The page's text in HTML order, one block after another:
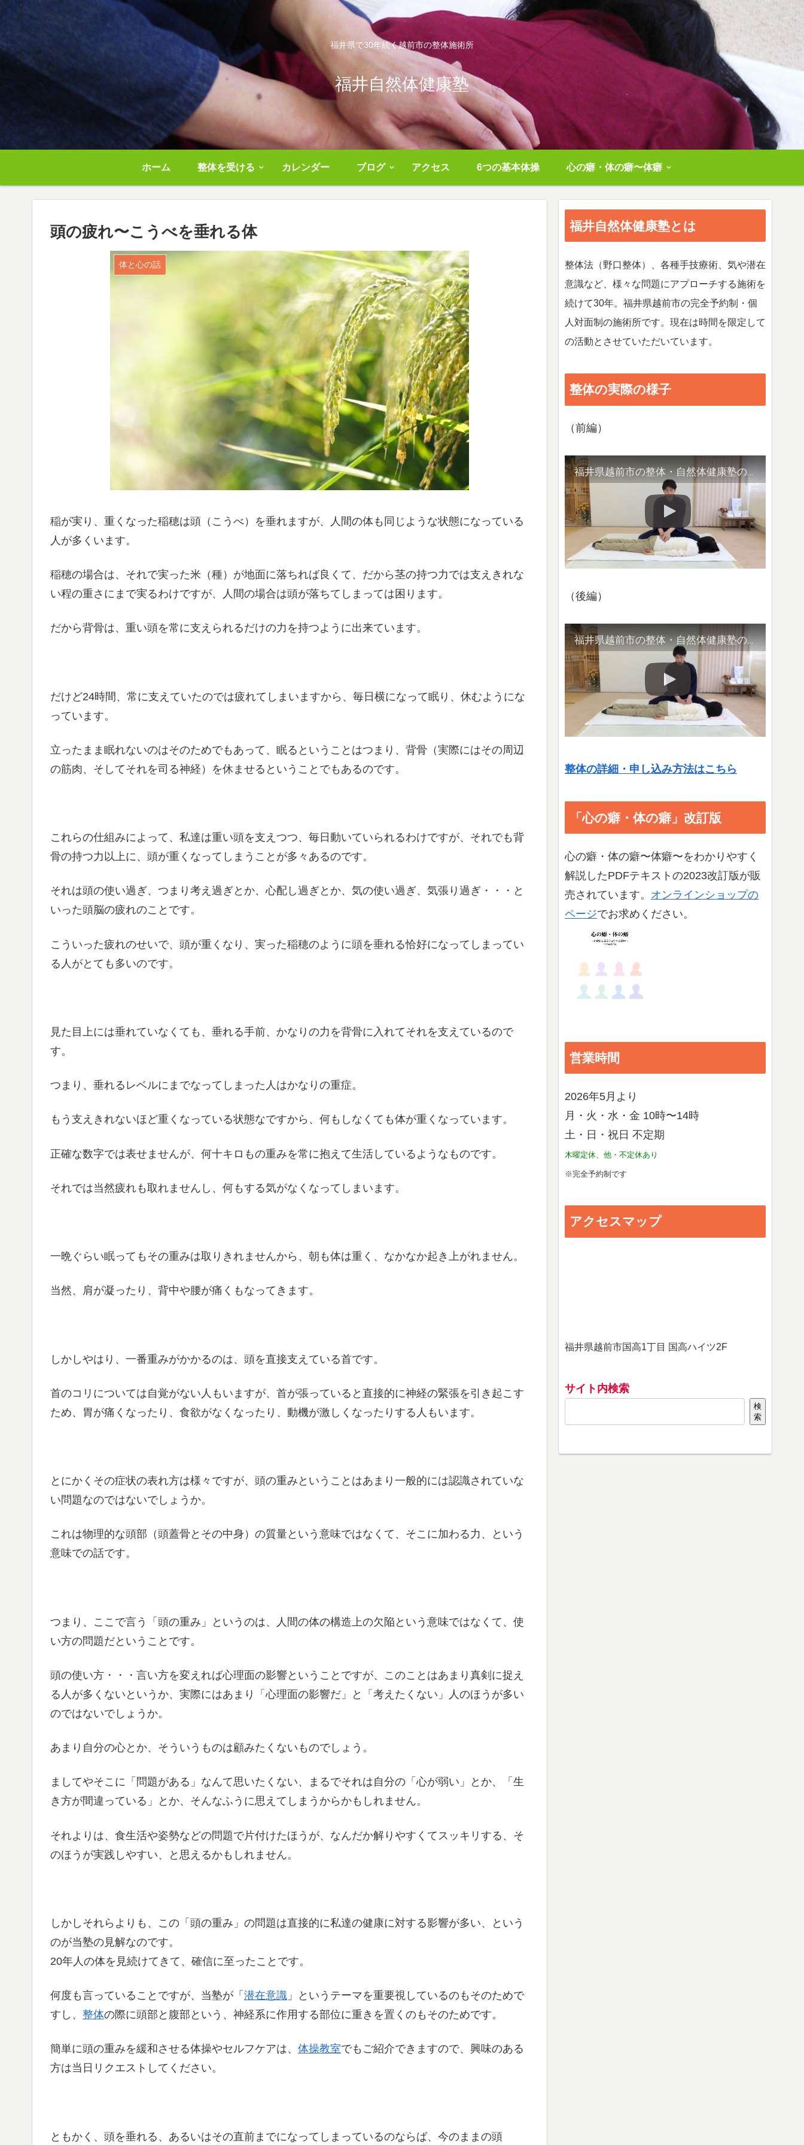
福井県で30年続く越前市の整体施術所
福井自然体健康塾
ホーム 整体を受ける カレンダー ブログ アクセス 6つの基本体操 心の癖・体の癖〜体癖
頭の疲れ〜こうべを垂れる体
体と心の話
稲が実り、重くなった稲穂は頭（こうべ）を垂れますが、人間の体も同じような状態になっている
人が多くいます。
稲穂の場合は、それで実った米（種）が地面に落ちれば良くて、だから茎の持つ力では支えきれな
い程の重さにまで実るわけですが、人間の場合は頭が落ちてしまっては困ります。
だから背骨は、重い頭を常に支えられるだけの力を持つように出来ています。
だけど24時間、常に支えていたのでは疲れてしまいますから、毎日横になって眠り、休むようにな
っています。
立ったまま眠れないのはそのためでもあって、眠るということはつまり、背骨（実際にはその周辺
の筋肉、そしてそれを司る神経）を休ませるということでもあるのです。
これらの仕組みによって、私達は重い頭を支えつつ、毎日動いていられるわけですが、それでも背
骨の持つ力以上に、頭が重くなってしまうことが多々あるのです。
それは頭の使い過ぎ、つまり考え過ぎとか、心配し過ぎとか、気の使い過ぎ、気張り過ぎ・・・と
いった頭脳の疲れのことです。
こういった疲れのせいで、頭が重くなり、実った稲穂のように頭を垂れる恰好になってしまってい
る人がとても多いのです。
見た目上には垂れていなくても、垂れる手前、かなりの力を背骨に入れてそれを支えているので
す。
つまり、垂れるレベルにまでなってしまった人はかなりの重症。
もう支えきれないほど重くなっている状態なですから、何もしなくても体が重くなっています。
正確な数字では表せませんが、何十キロもの重みを常に抱えて生活しているようなものです。
それでは当然疲れも取れませんし、何もする気がなくなってしまいます。
一晩ぐらい眠ってもその重みは取りきれませんから、朝も体は重く、なかなか起き上がれません。
当然、肩が凝ったり、背中や腰が痛くもなってきます。
しかしやはり、一番重みがかかるのは、頭を直接支えている首です。
首のコリについては自覚がない人もいますが、首が張っていると直接的に神経の緊張を引き起こす
ため、胃が痛くなったり、食欲がなくなったり、動機が激しくなったりする人もいます。
とにかくその症状の表れ方は様々ですが、頭の重みということはあまり一般的には認識されていな
い問題なのではないでしょうか。
これは物理的な頭部（頭蓋骨とその中身）の質量という意味ではなくて、そこに加わる力、という
意味での話です。
つまり、ここで言う「頭の重み」というのは、人間の体の構造上の欠陥という意味ではなくて、使
い方の問題だということです。
頭の使い方・・・言い方を変えれば心理面の影響ということですが、このことはあまり真剣に捉え
る人が多くないというか、実際にはあまり「心理面の影響だ」と「考えたくない」人のほうが多い
のではないでしょうか。
あまり自分の心とか、そういうものは顧みたくないものでしょう。
ましてやそこに「問題がある」なんて思いたくない、まるでそれは自分の「心が弱い」とか、「生
き方が間違っている」とか、そんなふうに思えてしまうからかもしれません。
それよりは、食生活や姿勢などの問題で片付けたほうが、なんだか解りやすくてスッキリする、そ
のほうが実践しやすい、と思えるかもしれません。
しかしそれらよりも、この「頭の重み」の問題は直接的に私達の健康に対する影響が多い、という
のが当塾の見解なのです。
20年人の体を見続けてきて、確信に至ったことです。
何度も言っていることですが、当塾が「 潜在意識 」というテーマを重要視しているのもそのためで
すし、 整体の際に頭部と腹部という、神経系に作用する部位に重きを置くのもそのためです。
簡単に頭の重みを緩和させる体操やセルフケアは、 体操教室でもご紹介できますので、興味のある
方は当日リクエストしてください。
ともかく、頭を垂れる、あるいはその直前までになってしまっているのならば、今のままの頭
福井自然体健康塾とは
整体法（野口整体）、各種手技療術、気や潜在
意識など、様々な問題にアプローチする施術を
続けて30年。福井県越前市の完全予約制・個
人対面制の施術所です。現在は時間を限定して
の活動とさせていただいています。
整体の実際の様子
（前編）
福井県越前市の整体・自然体健康塾の整体の様子（1）背骨の観察／骨盤他
（後編）
福井県越前市の整体・自然体健康塾の整体の様子（2）腹部や首など
整体の詳細・申し込み方法はこちら
「心の癖・体の癖」改訂版
心の癖・体の癖〜体癖〜をわかりやすく
解説したPDFテキストの2023改訂版が販
売されています。 オンラインショップの
ページでお求めください。
営業時間
2026年5月より
月・火・水・金 10時〜14時
土・日・祝日 不定期
木曜定休、他・不定休あり
※完全予約制です
アクセスマップ
福井県越前市国高1丁目 国高ハイツ2F
サイト内検索
検
索